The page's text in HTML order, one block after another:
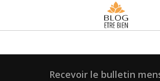
content
Recevoir le bulletin